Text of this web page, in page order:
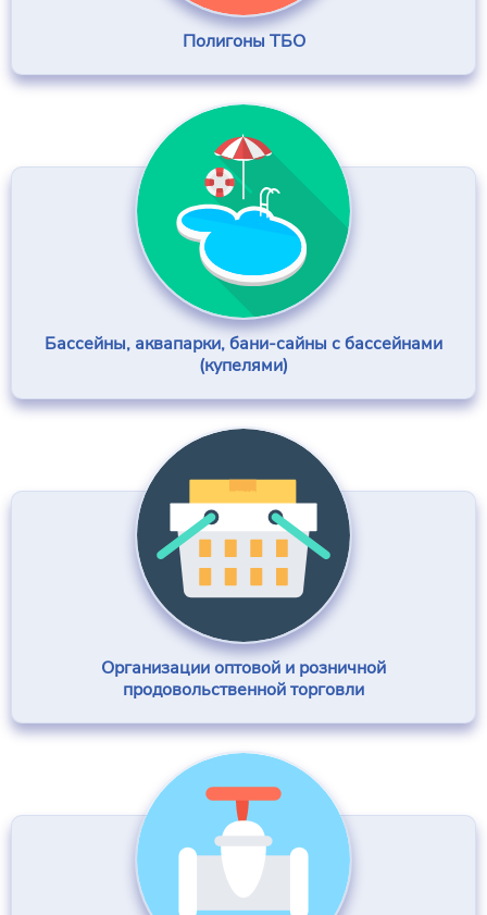
Полигоны ТБО
Бассейны, аквапарки, бани-сайны с бассейнами
(купелями)
Организации оптовой и розничной
продовольственной торговли